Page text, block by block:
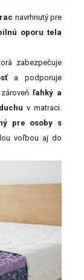
navrhnutý pre
oporu tela
zabezpečuje
a podporuje
ľahký a
v matraci.
pre osoby s
voľbou aj do